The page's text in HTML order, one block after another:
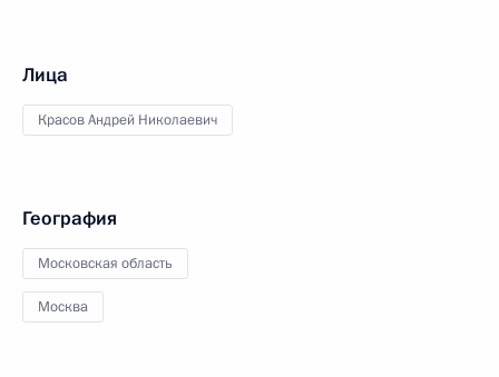
Лица
Красов Андрей Николаевич
География
Московская область
Москва